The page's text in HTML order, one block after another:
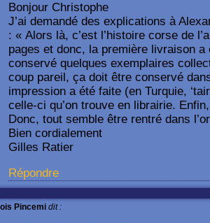
Bonjour Christophe
J’ai demandé des explications à
: « Alors là, c’est l’histoire corse de
pages et donc, la première livraison a
conservé quelques exemplaires
coup pareil, ça doit être conservé
impression a été faite (en Turquie,
celle-ci qu’on trouve en librairie.
Donc, tout semble être rentré dans
Bien cordialement
Gilles Ratier
Répondre
Pincemi dit :